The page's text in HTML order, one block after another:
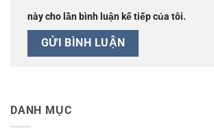
này cho lần bình luận kế tiếp của tôi.
DANH MỤC